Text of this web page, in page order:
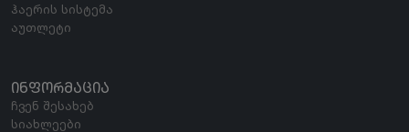
ჰაერის სისტემა
აუთლეტი
ᲘᲜᲤᲝᲠᲛᲐᲪᲘᲐ
ჩვენ შესახებ
სიახლეები